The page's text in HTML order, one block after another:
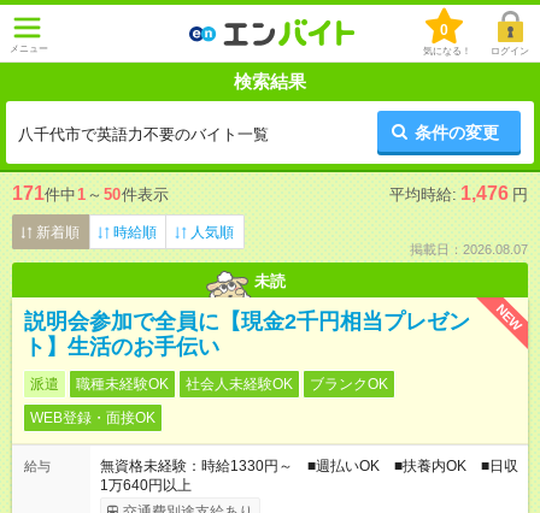
メニュー
0
気になる！ ログイン
検索結果
八千代市で英語力不要のバイト一覧 条件の変更
171件中1 ～ 50件表示 平均時給: 1,476 円
新着順 時給順 人気順
掲載日：2026.08.07
未読
NEW
説明会参加で全員に【現金2千円相当プレゼン
ト】生活のお手伝い
派遣 職種未経験OK 社会人未経験OK
ブランクOK
WEB登録・面接OK
給与
無資格未経験：時給1330円～ ■週払いOK ■扶養内OK ■日収
1万640円以上